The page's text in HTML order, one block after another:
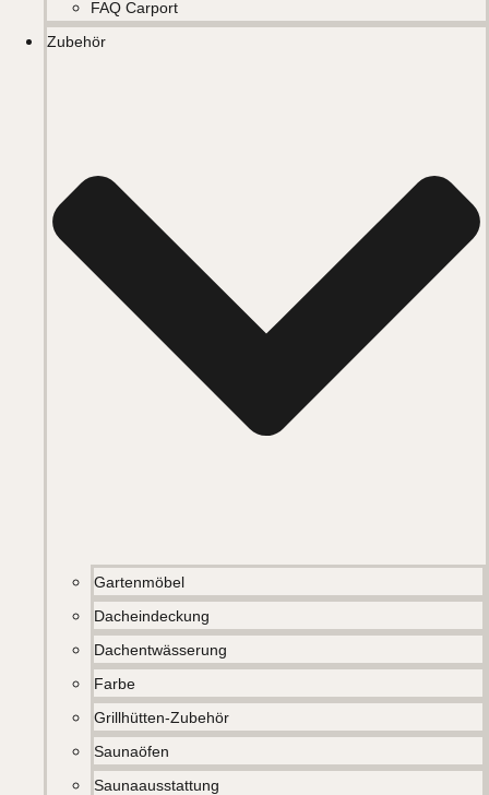
FAQ Carport
Zubehör
Gartenmöbel
Dacheindeckung
Dachentwässerung
Farbe
Grillhütten-Zubehör
Saunaöfen
Saunaausstattung